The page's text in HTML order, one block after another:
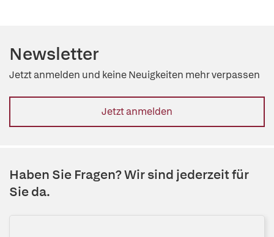
Newsletter
Jetzt anmelden und keine Neuigkeiten mehr verpassen
Jetzt anmelden
Haben Sie Fragen? Wir sind jederzeit für
Sie da.